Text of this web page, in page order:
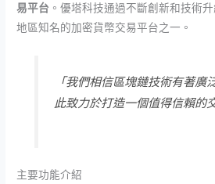
易平台 。優塔科技通過不斷創新和技術
地區知名的加密貨幣交易平台之一。
「我們相信區塊鏈技術有著廣
此致力於打造一個值得信賴的
主要功能介紹